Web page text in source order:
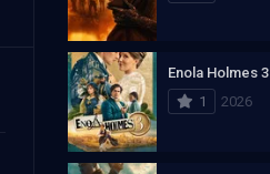
Enola Holmes 3
1
2026